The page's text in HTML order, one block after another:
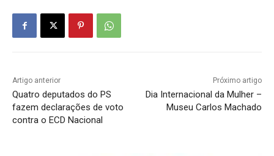
Artigo anterior
Quatro deputados do PS
fazem declarações de voto
contra o ECD Nacional
Próximo artigo
Dia Internacional da Mulher –
Museu Carlos Machado